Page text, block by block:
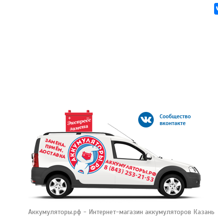
Аккумуляторы.рф - Интернет-магазин аккумуляторов Казань